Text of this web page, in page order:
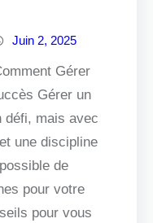
Juin 2, 2025
Gérer
Gérer un
défi, mais avec
une discipline
de
pour votre
pour vous